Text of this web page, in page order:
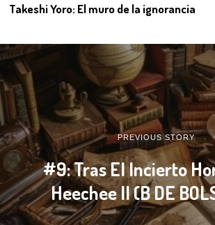
Takeshi Yoro: El muro de la ignorancia
PREVIOUS STORY
#9: Tras El Incierto
Heechee II (B DE